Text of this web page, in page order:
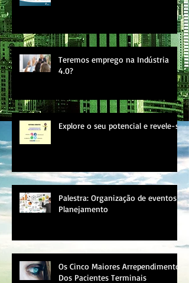
Teremos emprego na Indústria
4.0?
Explore o seu potencial e revele-se
Palestra: Organização de eventos e
Planejamento
Os Cinco Maiores Arrependimentos
Dos Pacientes Terminais